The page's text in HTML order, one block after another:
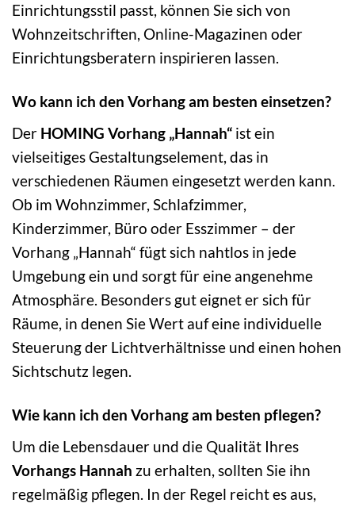
Einrichtungsstil passt, können Sie sich von
Wohnzeitschriften, Online-Magazinen oder
Einrichtungsberatern inspirieren lassen.
Wo kann ich den Vorhang am besten einsetzen?
Der HOMING Vorhang „Hannah“ ist ein
vielseitiges Gestaltungselement, das in
verschiedenen Räumen eingesetzt werden kann.
Ob im Wohnzimmer, Schlafzimmer,
Kinderzimmer, Büro oder Esszimmer – der
Vorhang „Hannah“ fügt sich nahtlos in jede
Umgebung ein und sorgt für eine angenehme
Atmosphäre. Besonders gut eignet er sich für
Räume, in denen Sie Wert auf eine individuelle
Steuerung der Lichtverhältnisse und einen hohen
Sichtschutz legen.
Wie kann ich den Vorhang am besten pflegen?
Um die Lebensdauer und die Qualität Ihres
Vorhangs Hannah zu erhalten, sollten Sie ihn
regelmäßig pflegen. In der Regel reicht es aus,